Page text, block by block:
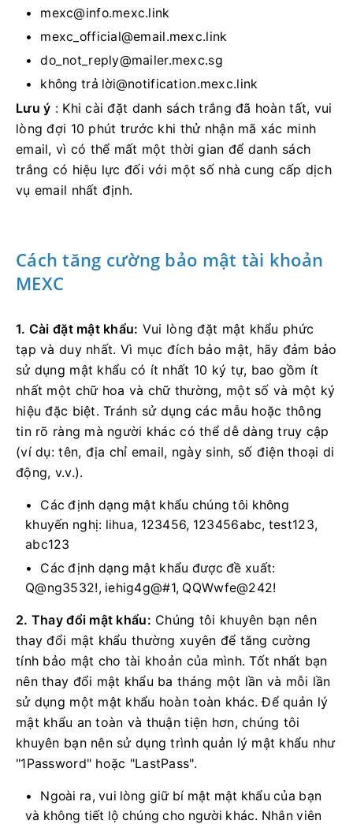
mexc@info.mexc.link
mexc_official@email.mexc.link
do_not_reply@mailer.mexc.sg
không trả lời@notification.mexc.link
Lưu ý : Khi cài đặt danh sách trắng đã hoàn tất, vui
lòng đợi 10 phút trước khi thử nhận mã xác minh
email, vì có thể mất một thời gian để danh sách
trắng có hiệu lực đối với một số nhà cung cấp dịch
vụ email nhất định.
Cách tăng cường bảo mật tài khoản
MEXC
1. Cài đặt mật khẩu: Vui lòng đặt mật khẩu phức
tạp và duy nhất. Vì mục đích bảo mật, hãy đảm bảo
sử dụng mật khẩu có ít nhất 10 ký tự, bao gồm ít
nhất một chữ hoa và chữ thường, một số và một ký
hiệu đặc biệt.Tránh sử dụng các mẫu hoặc thông
tin rõ ràng mà người khác có thể dễ dàng truy cập
(ví dụ: tên, địa chỉ email, ngày sinh, số điện thoại di
động, v.v.).
Các định dạng mật khẩu chúng tôi không
khuyến nghị: lihua, 123456, 123456abc, test123,
abc123
Các định dạng mật khẩu được đề xuất:
Q@ng3532!, iehig4g@#1, QQWwfe@242!
2. Thay đổi mật khẩu: Chúng tôi khuyên bạn nên
thay đổi mật khẩu thường xuyên để tăng cường
tính bảo mật cho tài khoản của mình.Tốt nhất bạn
nên thay đổi mật khẩu ba tháng một lần và mỗi lần
sử dụng một mật khẩu hoàn toàn khác.Để quản lý
mật khẩu an toàn và thuận tiện hơn, chúng tôi
khuyên bạn nên sử dụng trình quản lý mật khẩu như
"1Password" hoặc "LastPass".
Ngoài ra, vui lòng giữ bí mật mật khẩu của bạn
và không tiết lộ chúng cho người khác. Nhân viên